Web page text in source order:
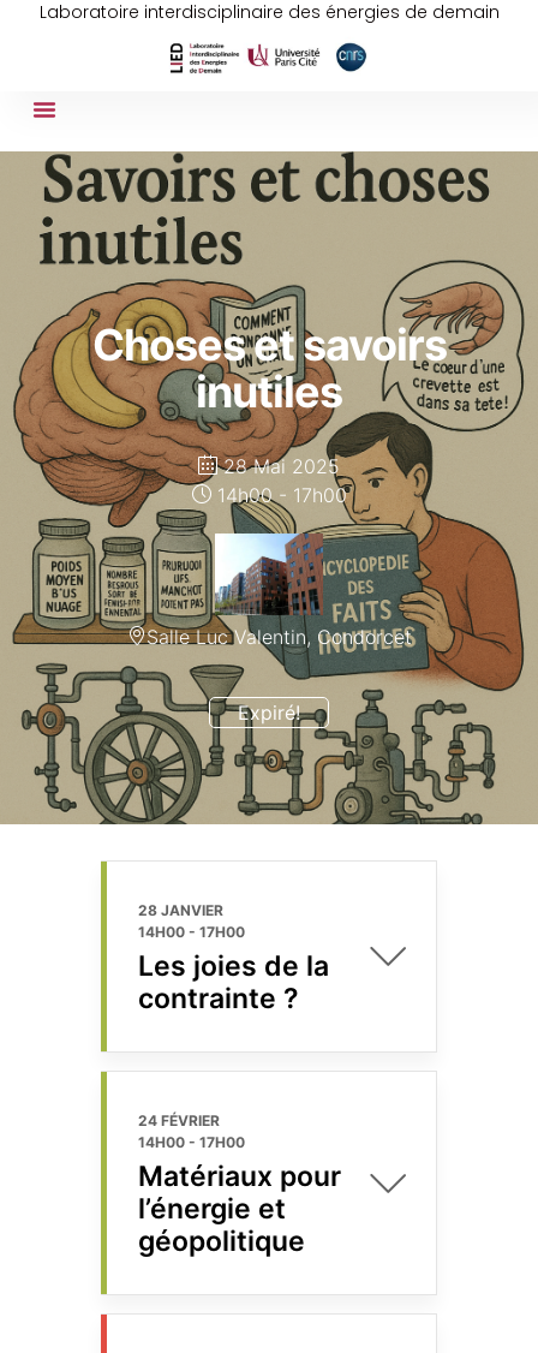
Laboratoire interdisciplinaire des énergies de demain
Choses et savoirs
inutiles
28 Mai 2025
Expiré!
14h00 - 17h00
Salle Luc Valentin, Condorcet
28 JANVIER
14H00 - 17H00
Les joies de la
contrainte ?
24 FÉVRIER
14H00 - 17H00
Matériaux pour
l’énergie et
géopolitique